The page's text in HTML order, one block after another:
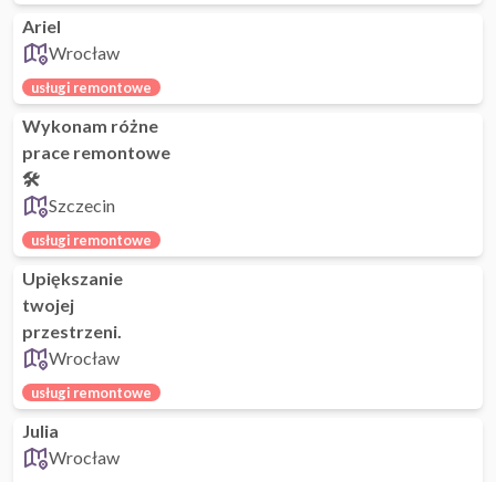
Ariel
Wrocław
usługi remontowe
Wykonam różne
prace remontowe
🛠️
Szczecin
usługi remontowe
Upiększanie
twojej
przestrzeni.
Wrocław
usługi remontowe
Julia
Wrocław